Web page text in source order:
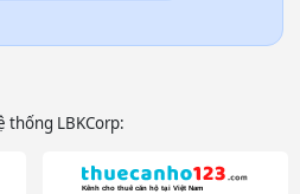
thống LBKCorp: